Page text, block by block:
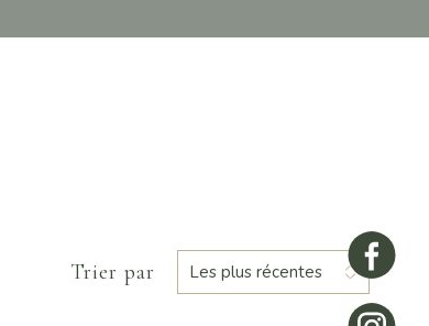
Trier par Les plus récentes